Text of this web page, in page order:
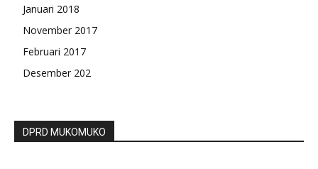
Januari 2018
November 2017
Februari 2017
Desember 202
DPRD MUKOMUKO